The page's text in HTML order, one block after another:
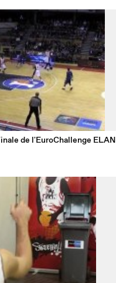
de l'EuroChallenge ELAN